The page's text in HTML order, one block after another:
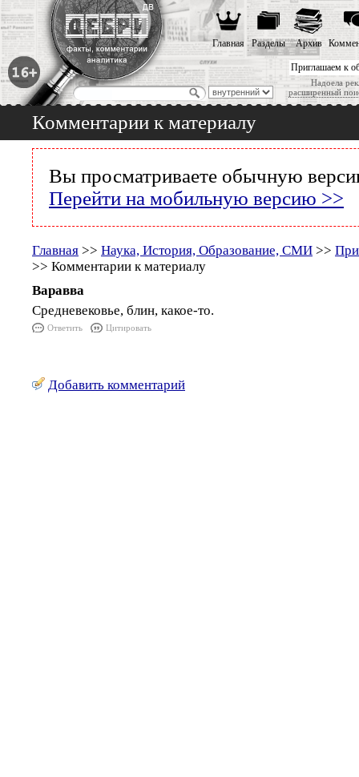
Приглашаем к
Надоела
расширенный
Главная Разделы Архив
Комментарии к материалу
Вы просматриваете обычную
Перейти на мобильную версию >>
Главная >> Наука, История, Образование, СМИ >>
>> Комментарии к материалу
Варавва
Средневековье, блин, какое-то.
Ответить Цитировать
Добавить комментарий